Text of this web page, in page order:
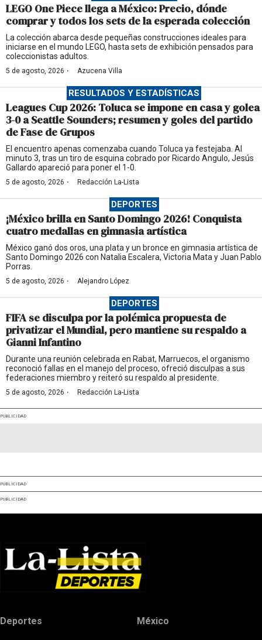
LEGO One Piece llega a México: Precio, dónde
comprar y todos los sets de la esperada colección
La colección abarca desde pequeñas construcciones ideales para
iniciarse en el mundo LEGO, hasta sets de exhibición pensados para
coleccionistas adultos.
5 de agosto, 2026 · Azucena Villa
RESULTADOS Y ESTADÍSTICAS
Leagues Cup 2026: Toluca se impone en casa y golea
3-0 a Seattle Sounders; resumen y goles del partido
de Fase de Grupos
El encuentro apenas comenzaba cuando Toluca ya festejaba. Al
minuto 3, tras un tiro de esquina cobrado por Ricardo Angulo, Jesús
Gallardo apareció para poner el 1-0.
5 de agosto, 2026 · Redacción La-Lista
DEPORTES
¡México brilla en Santo Domingo 2026! Conquista
cuatro medallas en gimnasia artística
México ganó dos oros, una plata y un bronce en gimnasia artística de
Santo Domingo 2026 con Natalia Escalera, Victoria Mata y Juan Pablo
Porras.
5 de agosto, 2026 · Alejandro López
DEPORTES
FIFA se disculpa por la polémica propuesta de
privatizar el Mundial, pero mantiene su respaldo a
Gianni Infantino
Durante una reunión celebrada en Rabat, Marruecos, el organismo
reconoció fallas en el manejo del proceso, ofreció disculpas a sus
federaciones miembro y reiteró su respaldo al presidente.
5 de agosto, 2026 · Redacción La-Lista
PUBLICIDAD
PUBLICIDAD
PUBLICIDAD
Deportes México